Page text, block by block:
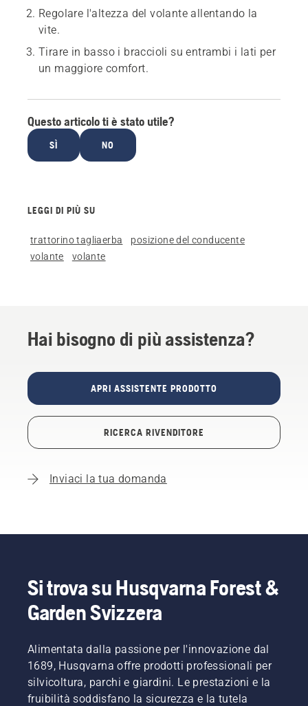
Regolare l'altezza del volante allentando la
vite.
Tirare in basso i braccioli su entrambi i lati per
un maggiore comfort.
Questo articolo ti è stato utile?
SÌ NO
LEGGI DI PIÙ SU
trattorino tagliaerba
posizione del conducente
volante
volante
Hai bisogno di più assistenza?
APRI ASSISTENTE PRODOTTO
RICERCA RIVENDITORE
Inviaci la tua domanda
Si trova su Husqvarna Forest &
Garden Svizzera
Alimentata dalla passione per l'innovazione dal
1689, Husqvarna offre prodotti professionali per
silvicoltura, parchi e giardini. Le prestazioni e la
fruibilità soddisfano la sicurezza e la tutela